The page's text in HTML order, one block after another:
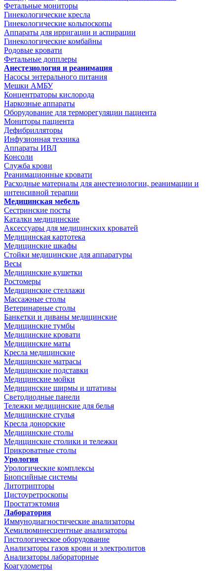
Фетальные мониторы
Гинекологические кресла
Гинекологические кольпоскопы
Аппараты для ирригации и аспирации
Гинекологические комбайны
Родовые кровати
Фетальные допплеры
Анестезиология и реанимация
Насосы энтерального питания
Мешки АМБУ
Концентраторы кислорода
Наркозные аппараты
Оборудование для терморегуляции пациента
Мониторы пациента
Дефибрилляторы
Инфузионная техника
Аппараты ИВЛ
Консоли
Служба крови
Реанимационные кровати
Расходные материалы для анестезиологии, реанимации и
интенсивной терапии
Медицинская мебель
Сестринские посты
Каталки медицинские
Аксессуары для медицинских кроватей
Медицинская картотека
Медицинские шкафы
Стойки медицинские для аппаратуры
Весы
Медицинские кушетки
Ростомеры
Медицинские стеллажи
Массажные столы
Ветеринарные столы
Банкетки и диваны медицинские
Медицинские тумбы
Медицинские кровати
Медицинские маты
Кресла медицинские
Медицинские матрасы
Медицинские подставки
Медицинские мойки
Медицинские ширмы и штативы
Светодиодные панели
Тележки медицинские для белья
Медицинские стулья
Кресла донорские
Медицинские столы
Медицинские столики и тележки
Прикроватные столы
Урология
Урологические комплексы
Биопсийные системы
Литотрипторы
Цистоуретроскопы
Простатэктомия
Лаборатория
Иммунодиагностические анализаторы
Хемилюминесцентные анализаторы
Гистологическое оборудование
Анализаторы газов крови и электролитов
Анализаторы лабораторные
Коагулометры